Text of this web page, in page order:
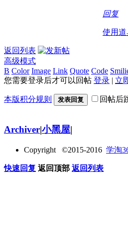
回复
使用道
返回列表
高级模式
B Color Image Link Quote Code
您需要登录后才可以回帖 登录 | 立
本版积分规则 发表回复 回帖后
Archiver|小黑屋|
Copyright ©2015-2016 学淘
快速回复 返回顶部 返回列表